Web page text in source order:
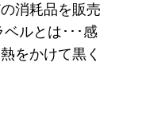
消耗品を販売
ルとは･･･感
をかけて黒く